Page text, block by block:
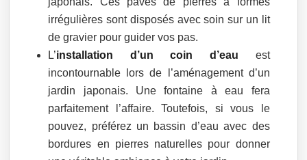
irrégulières sont disposés avec soin sur un lit
de gravier pour guider vos pas.
L’installation d’un coin d’eau est
incontournable lors de l’aménagement d’un
jardin japonais. Une fontaine à eau fera
parfaitement l’affaire. Toutefois, si vous le
pouvez, préférez un bassin d’eau avec des
bordures en pierres naturelles pour donner